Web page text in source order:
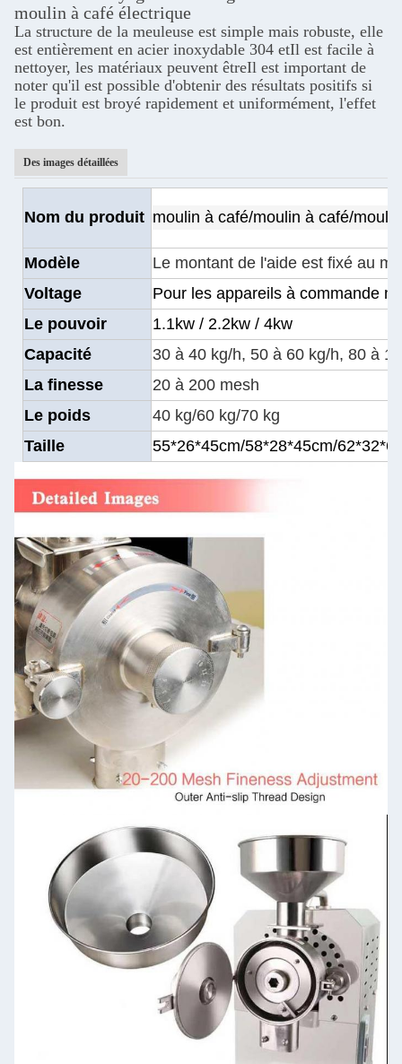
moulin à café électrique
La structure de la meuleuse est simple mais robuste, elle
est entièrement en acier inoxydable 304 etIl est facile à
nettoyer, les matériaux peuvent êtreIl est important de
noter qu'il est possible d'obtenir des résultats positifs si
le produit est broyé rapidement et uniformément, l'effet
est bon.
Des images détaillées
Nom du produit moulin à café/moulin à café/
Modèle
Le montant de l'aide est fixé au
Voltage
Pour les appareils à commande
Le pouvoir
1.1kw / 2.2kw / 4kw
Capacité
30 à 40 kg/h, 50 à 60 kg/h, 80 à
La finesse
20 à 200 mesh
Le poids
40 kg/60 kg/70 kg
Taille
55*26*45cm/58*28*45cm/